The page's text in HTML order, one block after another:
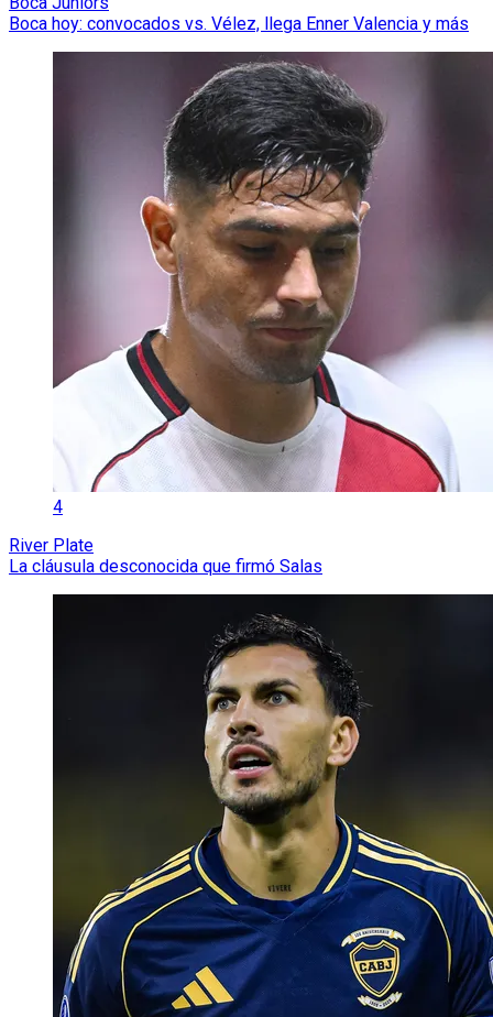
Boca hoy: convocados vs. Vélez, llega Enner Valencia y más
4
River Plate
La cláusula desconocida que firmó Salas